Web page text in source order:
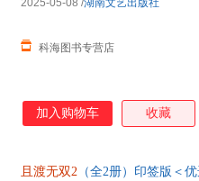
科海图书专营店
2025-05-08 /湖南文艺出版社
加入购物车 收藏
且渡无双2 （全2册）印签版＜